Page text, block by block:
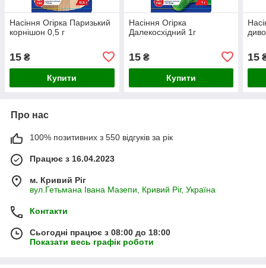
Насіння Огiрка Паризький
корнiшон 0,5 г
15 ₴
Купити
Насіння Огiрка
Далекосхiдний 1г
15₴
Купити
15
Про нас
100% позитивних з 550 відгуків за рік
Працює з 16.04.2023
м. Кривий Ріг
вул.Гетьмана Івана Мазепи, Кривий Ріг, Україна
Контакти
Сьогодні працює з 08:00 до 18:00
Показати весь графік роботи